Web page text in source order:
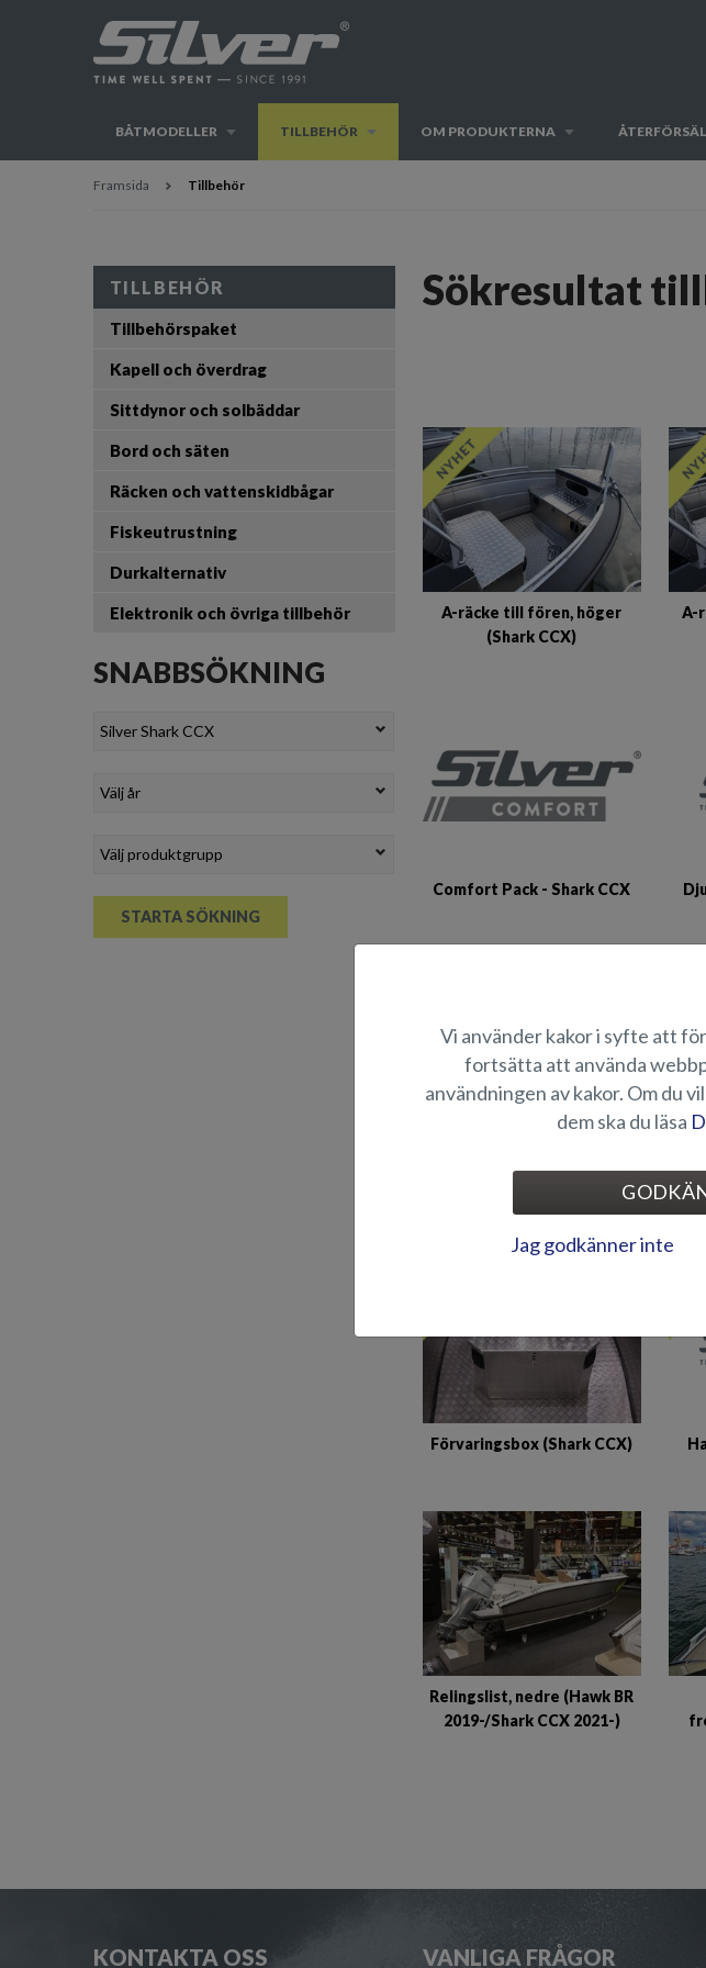
BÅTMODELLER TILLBEHÖR OM PRODUKTERNA
Framsida Tillbehör
Sökresultat
A-räcke till fören, höger
(Shark CCX)
A-
Comfort Pack - Shark CCX
Flaggstång med fäste
CCX/BRX)
Förvaringsbox (Shark CCX)
Relingslist, nedre (Hawk BR
2019-/Shark CCX 2021-)
TILLBEHÖR
Tillbehörspaket
Kapell och överdrag
Sittdynor och solbäddar
Bord och säten
Räcken och vattenskidbågar
Fiskeutrustning
Durkalternativ
Elektronik och övriga tillbehör
SNABBSÖKNING
KONTAKTA OSS VANLIGA FRÅGOR
Vi använder kakor i syfte att
fortsätta att använda
användningen av kakor. Om du
dem ska du läsa
Jag godkänner inte